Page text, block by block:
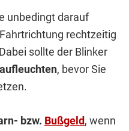
unbedingt darauf
rechtzeitig
sollte der Blinker
, bevor Sie
bzw. Bußgeld, wenn